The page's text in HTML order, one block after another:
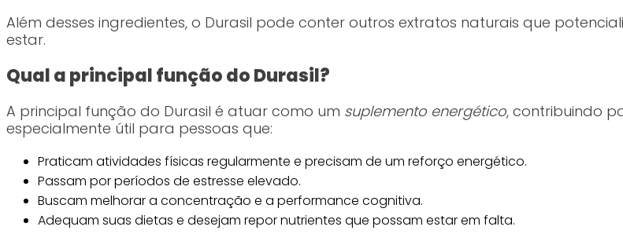
Além desses ingredientes, o Durasil pode conter outros extratos naturais que
estar.
Qual a principal função do Durasil?
A principal função do Durasil é atuar como um suplemento energético, contribuindo
especialmente útil para pessoas que:
Praticam atividades físicas regularmente e precisam de um reforço energético.
Passam por períodos de estresse elevado.
Buscam melhorar a concentração e a performance cognitiva.
Adequam suas dietas e desejam repor nutrientes que possam estar em falta.